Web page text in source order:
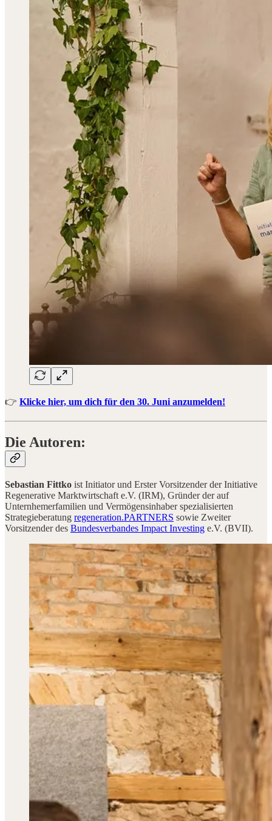
👉 Klicke hier, um dich für den 30. Juni anzumelden!
Die Autoren:
Sebastian Fittko ist Initiator und Erster Vorsitzender der Initiative
Regenerative Marktwirtschaft e.V. (IRM), Gründer der auf
Unternhemerfamilien und Vermögensinhaber spezialisierten
Strategieberatung regeneration.PARTNERS sowie Zweiter
Vorsitzender des Bundesverbandes Impact Investing e.V. (BVII).